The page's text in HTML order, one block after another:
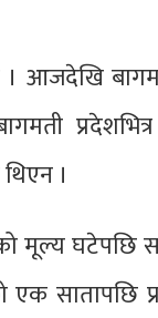
आजदेखि
।
मूल्य
एक सातापछि